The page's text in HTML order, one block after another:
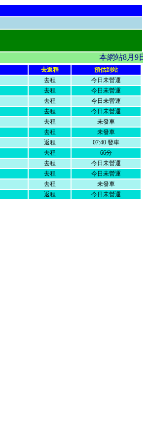
本網站8月9
去返程
預估到站
去程
今日未營運
去程
今日未營運
去程
今日未營運
去程
今日未營運
去程
未發車
去程
未發車
返程
07:40 發車
去程
66分
去程
今日未營運
去程
今日未營運
去程
未發車
返程 今日未營運